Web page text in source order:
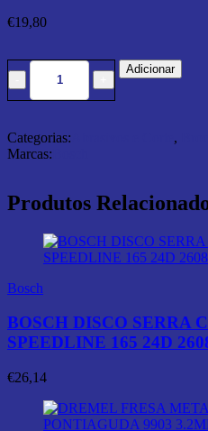
€19,80
Adicionar
Categorias: ,
Marcas:
Produtos
Bosch
BOSCH DISCO SERRA
SPEEDLINE 165 24D
€26,14